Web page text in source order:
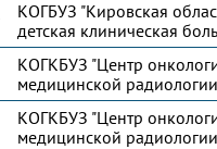
КОГБУЗ "Кировская
детская клиническая
КОГКБУЗ "Центр
медицинской
КОГКБУЗ "Центр
медицинской